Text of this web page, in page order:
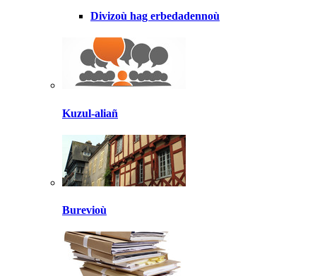
Divizoù hag erbedadennoù
Kuzul-aliañ
Burevioù